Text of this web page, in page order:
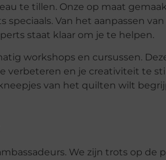
te tillen. Onze op maat
speciaals. Van het aanpassen
staat klaar om je te helpen.
workshops en cursussen.
verbeteren en je creativiteit te
van het quilten wilt
We zijn trots op de